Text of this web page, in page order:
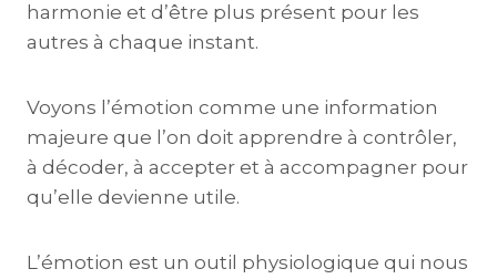
harmonie et d’être plus présent pour les
autres à chaque instant.
Voyons l’émotion comme une information
majeure que l’on doit apprendre à contrôler,
à décoder, à accepter et à accompagner pour
qu’elle devienne utile.
L’émotion est un outil physiologique qui nous